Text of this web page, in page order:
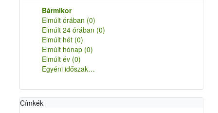
Bármikor
Elmúlt órában (0)
Elmúlt 24 órában (0)
Elmúlt hét (0)
Elmúlt hónap (0)
Elmúlt év (0)
Egyéni időszak…
Címkék